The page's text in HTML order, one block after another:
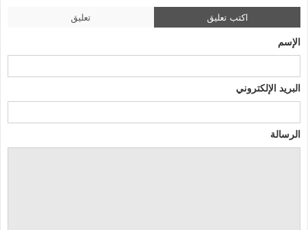
اكتب تعليق تعليق
الإسم
البريد الإلكتروني
الرسالة